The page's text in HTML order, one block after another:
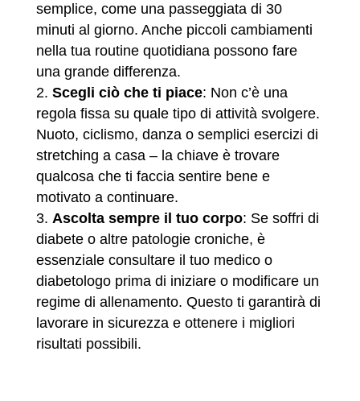
semplice, come una passeggiata di 30
minuti al giorno. Anche piccoli cambiamenti
nella tua routine quotidiana possono fare
una grande differenza.
Scegli ciò che ti piace: Non c’è una
regola fissa su quale tipo di attività svolgere.
Nuoto, ciclismo, danza o semplici esercizi di
stretching a casa – la chiave è trovare
qualcosa che ti faccia sentire bene e
motivato a continuare.
Ascolta sempre il tuo corpo: Se soffri di
diabete o altre patologie croniche, è
essenziale consultare il tuo medico o
diabetologo prima di iniziare o modificare un
regime di allenamento. Questo ti garantirà di
lavorare in sicurezza e ottenere i migliori
risultati possibili.